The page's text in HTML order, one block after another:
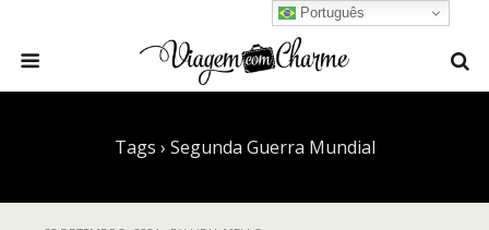
Tags › Segunda Guerra Mundial
Português